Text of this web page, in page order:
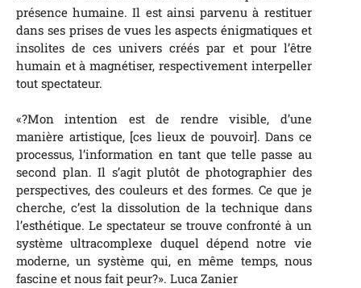
présence humaine. Il est ainsi parvenu à restituer
dans ses prises de vues les aspects énigmatiques et
insolites de ces univers créés par et pour l’être
humain et à magnétiser, respectivement interpeller
tout spectateur.
«?Mon intention est de rendre visible, d’une
manière artistique, [ces lieux de pouvoir]. Dans ce
processus, l’information en tant que telle passe au
second plan. Il s’agit plutôt de photographier des
perspectives, des couleurs et des formes. Ce que je
cherche, c’est la dissolution de la technique dans
l’esthétique. Le spectateur se trouve confronté à un
système ultracomplexe duquel dépend notre vie
moderne, un système qui, en même temps, nous
fascine et nous fait peur?». Luca Zanier